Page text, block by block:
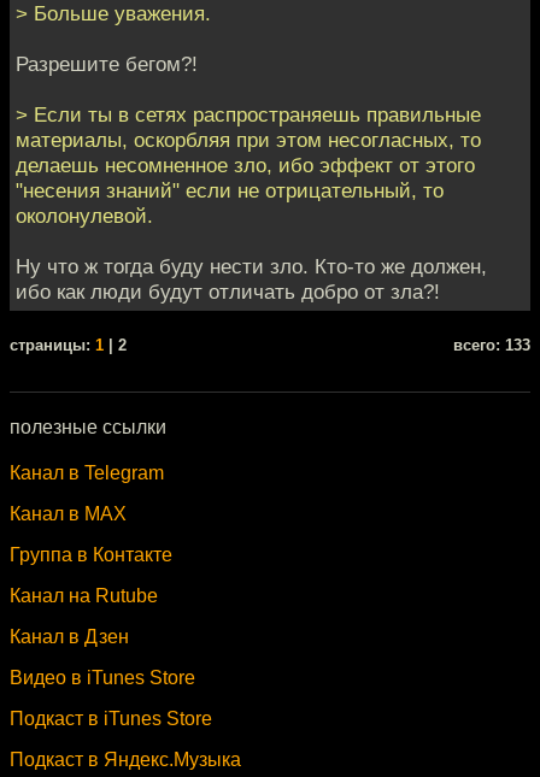
> Больше уважения.
Разрешите бегом?!
> Если ты в сетях распространяешь правильные
материалы, оскорбляя при этом несогласных, то
делаешь несомненное зло, ибо эффект от этого
"несения знаний" если не отрицательный, то
околонулевой.
Ну что ж тогда буду нести зло. Кто-то же должен,
ибо как люди будут отличать добро от зла?!
cтраницы: 1 | 2 всего: 133
полезные ссылки
Канал в Telegram
Канал в MAX
Группа в Контакте
Канал на Rutube
Канал в Дзен
Видео в iTunes Store
Подкаст в iTunes Store
Подкаст в Яндекс.Музыка